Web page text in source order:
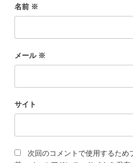
名前 ※
メール ※
サイト
次回のコメントで使用するため